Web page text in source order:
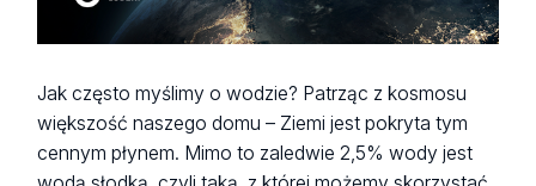
Jak często myślimy o wodzie? Patrząc z kosmosu
większość naszego domu – Ziemi jest pokryta tym
cennym płynem. Mimo to zaledwie 2,5% wody jest